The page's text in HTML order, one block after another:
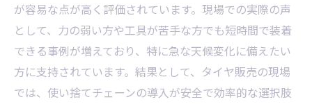
が容易な点が高く評価されています。現場での実際の声
として、力の弱い方や工具が苦手な方でも短時間で装着
できる事例が増えており、特に急な天候変化に備えたい
方に支持されています。結果として、タイヤ販売の現場
では、使い捨てチェーンの導入が安全で効率的な選択肢